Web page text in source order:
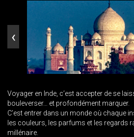
‹
Voyager en Inde, c’est accepter de se
bouleverser… et profondément marquer.
C’est entrer dans un monde où chaque
les couleurs, les parfums et les regards
millénaire.